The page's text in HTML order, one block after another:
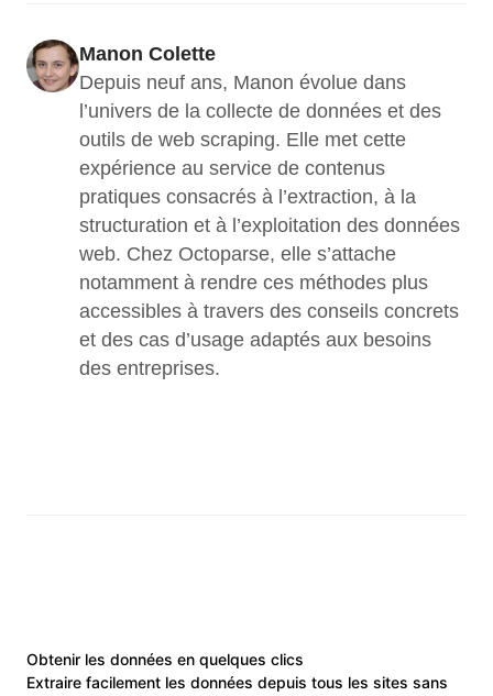
Manon Colette
Depuis neuf ans, Manon évolue dans
l’univers de la collecte de données et des
outils de web scraping. Elle met cette
expérience au service de contenus
pratiques consacrés à l’extraction, à la
structuration et à l’exploitation des données
web. Chez Octoparse, elle s’attache
notamment à rendre ces méthodes plus
accessibles à travers des conseils concrets
et des cas d’usage adaptés aux besoins
des entreprises.
Obtenir les données en quelques clics
Extraire facilement les données depuis tous les sites sans